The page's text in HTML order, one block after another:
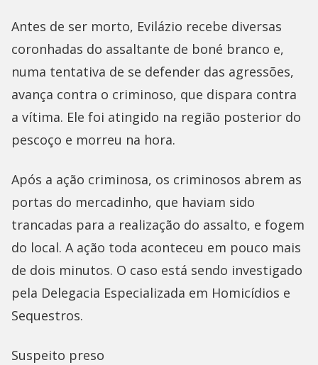
Antes de ser morto, Evilázio recebe diversas
coronhadas do assaltante de boné branco e,
numa tentativa de se defender das agressões,
avança contra o criminoso, que dispara contra
a vítima. Ele foi atingido na região posterior do
pescoço e morreu na hora.
Após a ação criminosa, os criminosos abrem as
portas do mercadinho, que haviam sido
trancadas para a realização do assalto, e fogem
do local. A ação toda aconteceu em pouco mais
de dois minutos. O caso está sendo investigado
pela Delegacia Especializada em Homicídios e
Sequestros.
Suspeito preso